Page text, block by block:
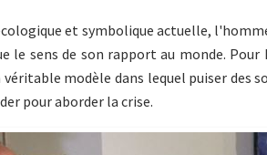
et symbolique actuelle,
le sens de son rapport au monde.
modèle dans lequel puiser des
pour aborder la crise.